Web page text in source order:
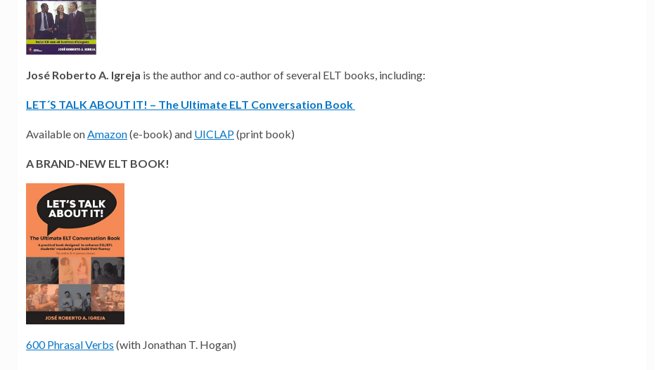
José Roberto A. Igreja is the author and co-author of several ELT books, including:
LET´S TALK ABOUT IT! – The Ultimate ELT Conversation Book
Available onAmazon(e-book) and UICLAP(print book)
A BRAND-NEW ELT BOOK!
600 Phrasal Verbs (with Jonathan T. Hogan)